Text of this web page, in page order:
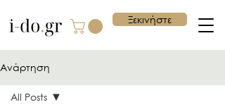
Ξεκινήστε
Ανάρτηση
All Posts